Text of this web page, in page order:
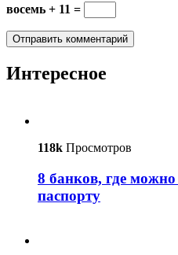
восемь + 11 =
Интересное
118k Просмотров
8 банков, где можно
паспорту